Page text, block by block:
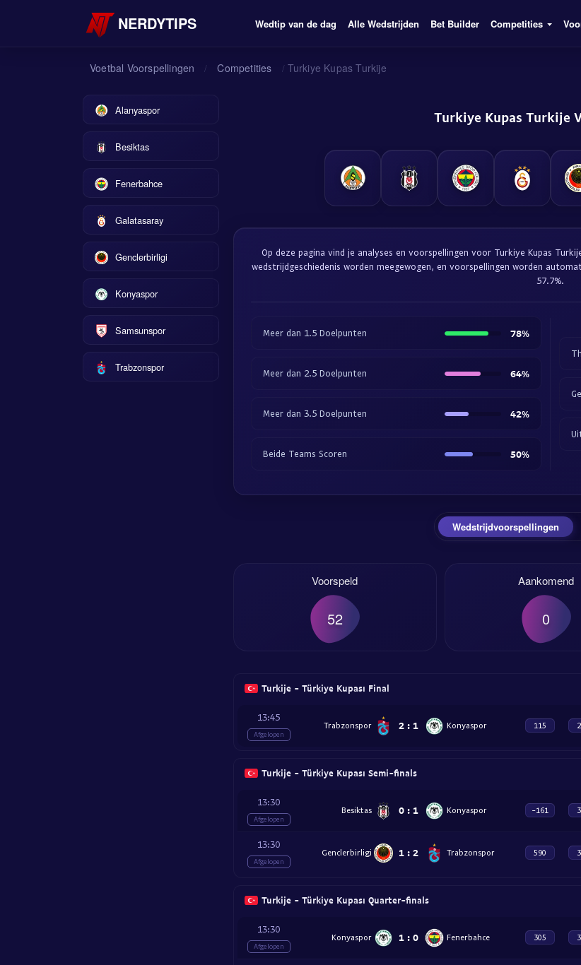
NERDYTIPS Wedtip van de dag Alle Wedstrijden Bet Builder Competities
Voetbal Voorspellingen / Competities / Turkiye Kupas Turkije
Alanyaspor
Besiktas
Fenerbahce
Galatasaray
Genclerbirligi
Konyaspor
Samsunspor
Trabzonspor
Turkiye Kupas Turkije
Op deze pagina vind je analyses en voorspellingen voor Turkiye Kupas
wedstrijdgeschiedenis worden meegewogen, en voorspellingen worden
57.7%.
Meer dan 1.5 Doelpunten 78%
Meer dan 2.5 Doelpunten 64%
Meer dan 3.5 Doelpunten 42%
Beide Teams Scoren 50%
Wedstrijdvoorspellingen
Voorspeld
52
Aankomend
0
Turkije - Türkiye Kupası Final
13:45
Afgelopen
Trabzonspor 2 : 1 Konyaspor 115
Turkije - Türkiye Kupası Semi-finals
13:30
Afgelopen
Besiktas 0 : 1 Konyaspor -161
13:30
Afgelopen
Genclerbirligi 1 : 2 Trabzonspor 590
Turkije - Türkiye Kupası Quarter-finals
13:30
Afgelopen
Konyaspor 1 : 0 Fenerbahce 305